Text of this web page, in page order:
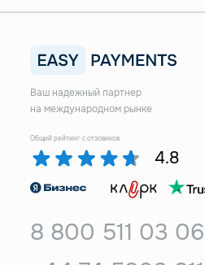
Ваш надежный партнер
на международном рынке
Общий рейтинг с отзовиков
4.8
8 800 511 03 06